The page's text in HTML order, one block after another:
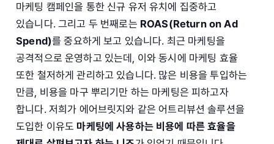
마케팅 캠페인을 통한 신규 유저 유치에 집중하고
있습니다. 그리고 두 번째로는 ROAS(Return on Ad
Spend)를 중요하게 보고 있습니다. 최근 마케팅을
공격적으로 운영하고 있는데, 이와 동시에 마케팅 효율
또한 철저하게 관리하고 있습니다. 많은 비용을 투입하는
만큼, 비용을 마구 뿌리기만 하는 마케팅은 피하고자
합니다. 저희가 에어브릿지와 같은 어트리뷰션 솔루션을
도입한 이유도 마케팅에 사용하는 비용에 따른 효율을